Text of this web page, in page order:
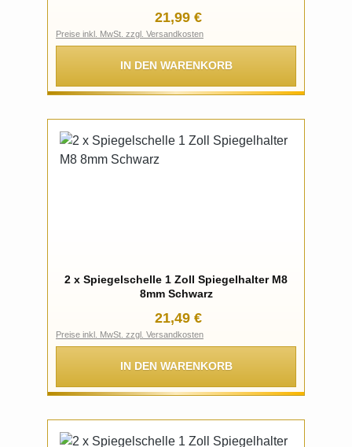
Regulärer Preis:
21,99 €
Preise inkl. MwSt. zzgl. Versandkosten
IN DEN WARENKORB
2 x Spiegelschelle 1 Zoll Spiegelhalter M8
8mm Schwarz
Regulärer Preis:
21,49 €
Preise inkl. MwSt. zzgl. Versandkosten
IN DEN WARENKORB